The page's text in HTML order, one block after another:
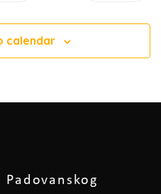
calendar